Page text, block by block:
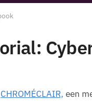
CHROMÉCLAIR, een